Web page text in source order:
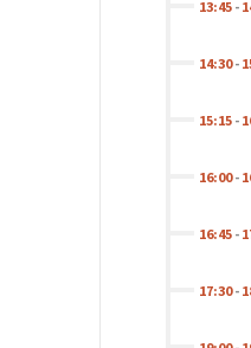
13:45-
14:30-
15:15-
16:00-
16:45-
17:30-